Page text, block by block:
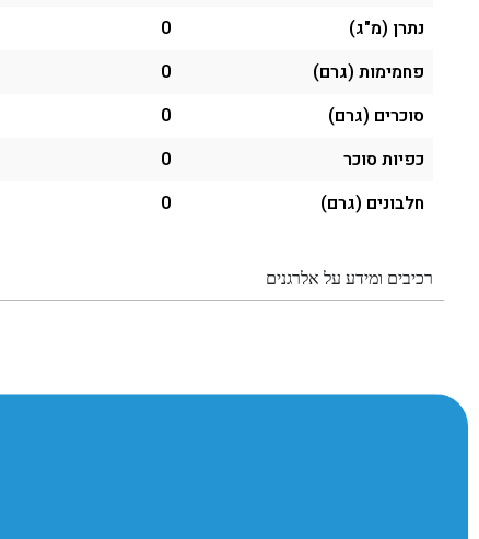
נתרן (מ"ג)
0
פחמימות (גרם)
0
סוכרים (גרם)
0
כפיות סוכר
0
חלבונים (גרם)
0
רכיבים ומידע על אלרגנים